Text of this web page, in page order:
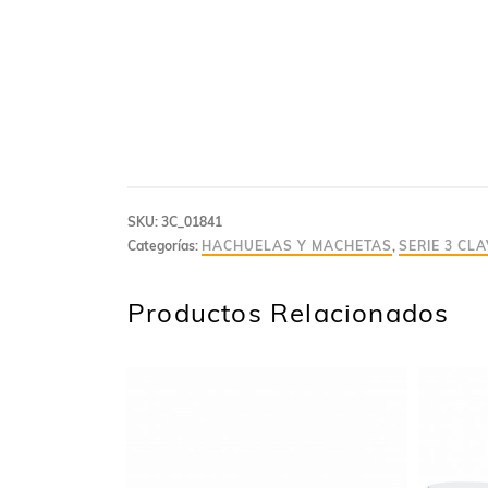
SKU: 3C_01841
Categorías: HACHUELAS Y MACHETAS , SERIE 3
Productos Relacionados